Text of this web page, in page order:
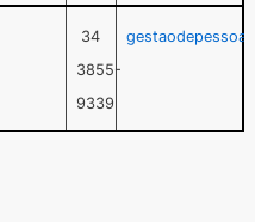
34
3855-
9339